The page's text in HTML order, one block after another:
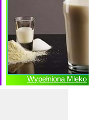
Wypełniona Mleko